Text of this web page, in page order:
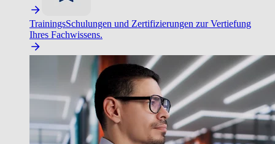
TrainingsSchulungen und Zertifizierungen zur Vertiefung
Ihres Fachwissens.